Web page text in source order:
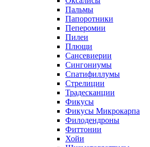
Пальмы
Папоротники
Пеперомии
Пилеи
Плющи
Сансевиерии
Сингониумы
Спатифиллумы
Стрелиции
Традесканции
Фикусы
Фикусы Микрокарпа
Филодендроны
Фиттонии
Хойи